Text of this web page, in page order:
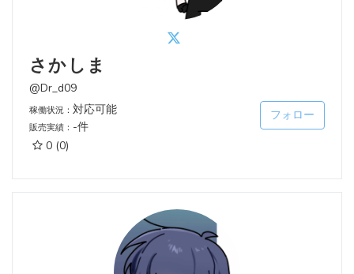
さかしま
@Dr_d09
稼働状況： 対応可能
販売実績： -件
0 (0)
フォロー